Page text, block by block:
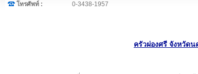
โทรศัพท์ : 0-3438-1957
ครัวผ่องศรี จังหวัดน